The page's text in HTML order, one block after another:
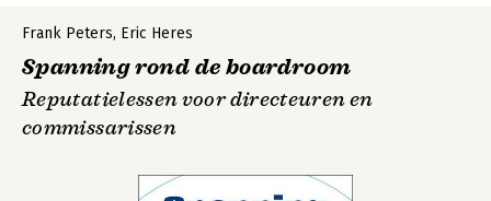
Frank Peters, Eric Heres
Spanning rond de boardroom
Reputatielessen voor directeuren en
commissarissen